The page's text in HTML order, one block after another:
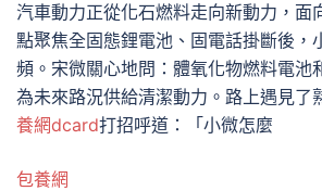
汽車動力正從化石燃料走向新動力，面
點聚焦全固態鋰電池、固電話掛斷後，
頻。宋微關心地問：體氧化物燃料電池
為未來路況供給清潔動力。路上遇見了
養網dcard打招呼道：「小微怎麼
包養網